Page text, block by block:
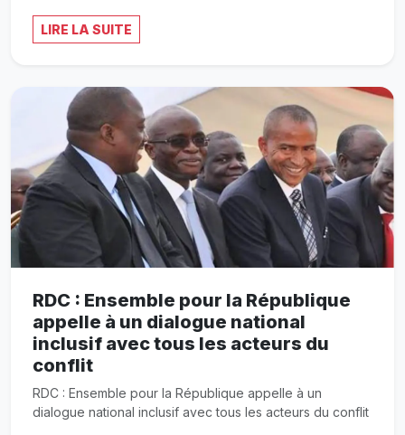
LIRE LA SUITE
RDC : Ensemble pour la République
appelle à un dialogue national
inclusif avec tous les acteurs du
conflit
RDC : Ensemble pour la République appelle à un
dialogue national inclusif avec tous les acteurs du conflit